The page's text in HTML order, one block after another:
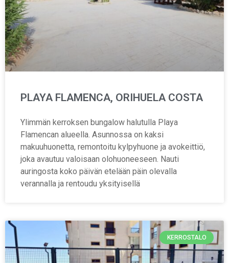
PLAYA FLAMENCA, ORIHUELA COSTA
Ylimmän kerroksen bungalow halutulla Playa
Flamencan alueella. Asunnossa on kaksi
makuuhuonetta, remontoitu kylpyhuone ja avokeittiö,
joka avautuu valoisaan olohuoneeseen. Nauti
auringosta koko päivän etelään päin olevalla
verannalla ja rentoudu yksityisellä
KERROSTALO